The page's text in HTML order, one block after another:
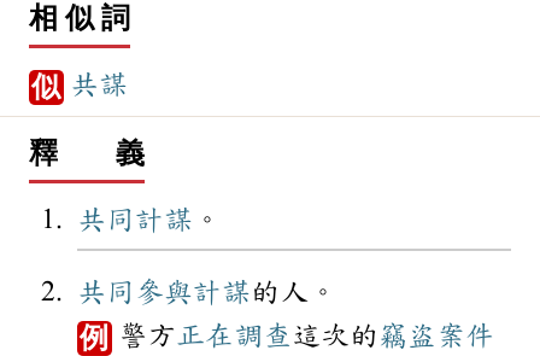
相 似 詞
似 共謀
釋 義
共同計謀 。
共同 參與計謀的人。
例 警方正在調查 這次的 竊盜 案件